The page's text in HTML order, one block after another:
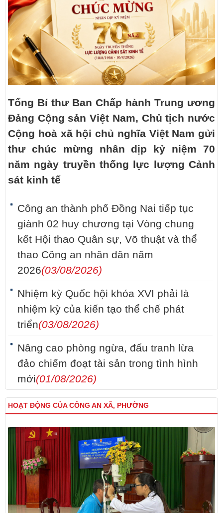
Tổng Bí thư Ban Chấp hành Trung ương
Đảng Cộng sản Việt Nam, Chủ tịch nước
Cộng hoà xã hội chủ nghĩa Việt Nam gửi
thư chúc mừng nhân dịp kỷ niệm 70
năm ngày truyền thống lực lượng Cảnh
sát kinh tế
Công an thành phố Đồng Nai tiếp tục
giành 02 huy chương tại Vòng chung
kết Hội thao Quân sự, Võ thuật và thể
thao Công an nhân dân năm
2026(03/08/2026)
Nhiệm kỳ Quốc hội khóa XVI phải là
nhiệm kỳ của kiến tạo thể chế phát
triển(03/08/2026)
Nâng cao phòng ngừa, đấu tranh lừa
đảo chiếm đoạt tài sản trong tình hình
mới(01/08/2026)
HOẠT ĐỘNG CỦA CÔNG AN XÃ, PHƯỜNG